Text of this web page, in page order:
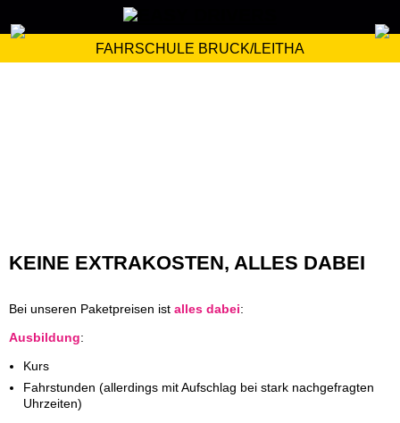
FAHRSCHULE BRUCK/LEITHA
KEINE EXTRAKOSTEN, ALLES DABEI
Bei unseren Paketpreisen ist alles dabei:
Ausbildung:
Kurs
Fahrstunden (allerdings mit Aufschlag bei stark nachgefragten
Uhrzeiten)